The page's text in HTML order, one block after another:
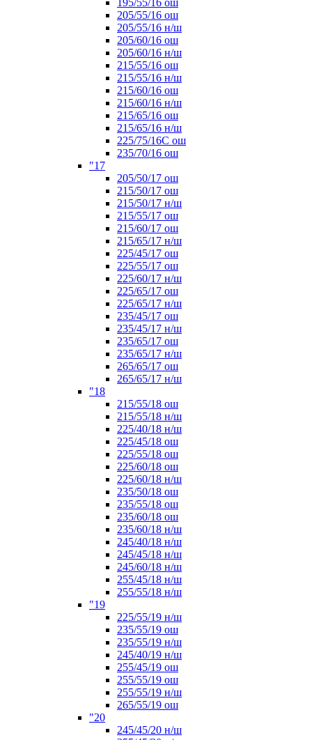
195/55/16 ош
205/55/16 ош
205/55/16 н/ш
205/60/16 ош
205/60/16 н/ш
215/55/16 ош
215/55/16 н/ш
215/60/16 ош
215/60/16 н/ш
215/65/16 ош
215/65/16 н/ш
225/75/16C ош
235/70/16 ош
"17
205/50/17 ош
215/50/17 ош
215/50/17 н/ш
215/55/17 ош
215/60/17 ош
215/65/17 н/ш
225/45/17 ош
225/55/17 ош
225/60/17 н/ш
225/65/17 ош
225/65/17 н/ш
235/45/17 ош
235/45/17 н/ш
235/65/17 ош
235/65/17 н/ш
265/65/17 ош
265/65/17 н/ш
"18
215/55/18 ош
215/55/18 н/ш
225/40/18 н/ш
225/45/18 ош
225/55/18 ош
225/60/18 ош
225/60/18 н/ш
235/50/18 ош
235/55/18 ош
235/60/18 ош
235/60/18 н/ш
245/40/18 н/ш
245/45/18 н/ш
245/60/18 н/ш
255/45/18 н/ш
255/55/18 н/ш
"19
225/55/19 н/ш
235/55/19 ош
235/55/19 н/ш
245/40/19 н/ш
255/45/19 ош
255/55/19 ош
255/55/19 н/ш
265/55/19 ош
"20
245/45/20 н/ш